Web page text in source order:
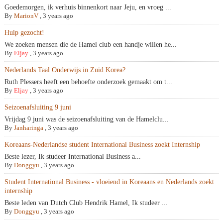
Goedemorgen, ik verhuis binnenkort naar Jeju, en vroeg ...
By MarionV , 3 years ago
Hulp gezocht!
We zoeken mensen die de Hamel club een handje willen he...
By Eljay , 3 years ago
Nederlands Taal Onderwijs in Zuid Korea?
Ruth Plessers heeft een behoefte onderzoek gemaakt om t...
By Eljay , 3 years ago
Seizoenafsluiting 9 juni
Vrijdag 9 juni was de seizoenafsluiting van de Hamelclu...
By Janharinga , 3 years ago
Koreaans-Nederlandse student International Business zoekt Internship
Beste lezer, Ik studeer International Business a...
By Donggyu , 3 years ago
Student International Business - vloeiend in Koreaans en Nederlands zoekt
internship
Beste leden van Dutch Club Hendrik Hamel, Ik studeer ...
By Donggyu , 3 years ago